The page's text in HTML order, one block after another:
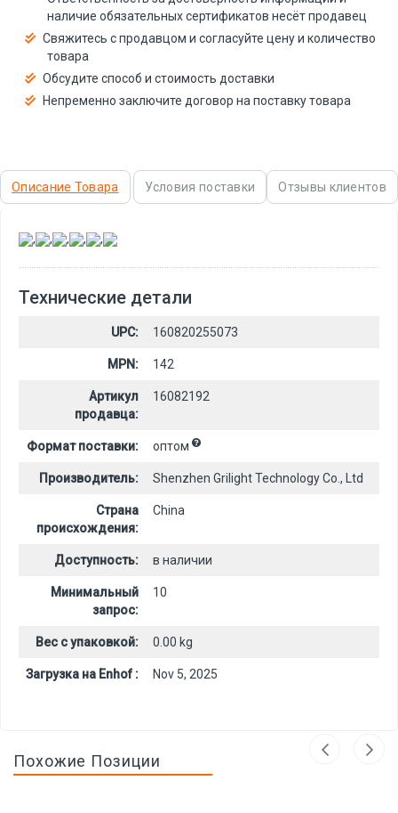
наличие обязательных сертификатов несёт продавец
Свяжитесь с продавцом и согласуйте цену и количество
товара
Обсудите способ и стоимость доставки
Непременно заключите договор на поставку товара
Описание Товара Условия поставки Отзывы клиентов
, , , , ,
Технические детали
UPC: 160820255073
MPN: 142
Артикул
продавца:
16082192
Формат поставки: оптом
Производитель: Shenzhen Grilight Technology Co., Ltd
Страна
происхождения:
China
Доступность: в наличии
Минимальный
запрос:
10
Вес с упаковкой: 0.00 kg
Загрузка на Enhof : Nov 5, 2025
Похожие Позиции